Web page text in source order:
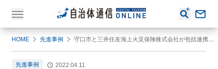
HOME 先進事例 守口市と三井住友海上火災保険株式会社が包括連携協定を締結！！（守口市）
先進事例 2022.04.11